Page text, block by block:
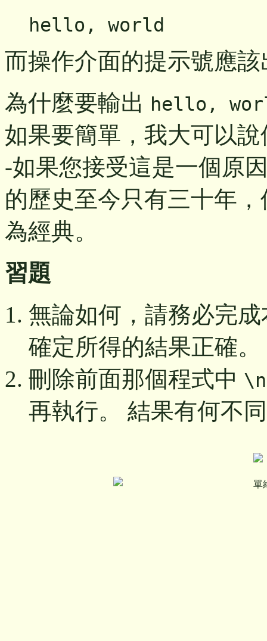
hello, world
而操作介面的提示號應
為什麼要輸出
hello,
如果要簡單，我大可以
-如果您接受這是一個原
的歷史至今只有三十年
為經典。
習題
無論如何，請務必完
確定所得的結果正確。
刪除前面那個程式中 \n
再執行。 結果有何不
單